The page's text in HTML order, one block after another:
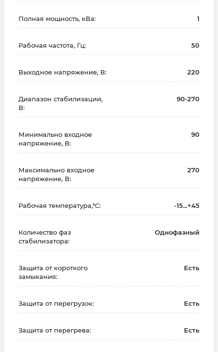
Полная мощность, кВа: 1
Рабочая частота, Гц: 50
Выходное напряжение, В: 220
Диапазон стабилизации,
В:
90-270
Минимально входное
напряжение, В:
90
Максимально входное
напряжение, В:
270
Рабочая температура,°С: -15...+45
Количество фаз
стабилизатора:
Однофазный
Защита от короткого
замыкания:
Есть
Защита от перегрузок: Есть
Защита от перегрева: Есть